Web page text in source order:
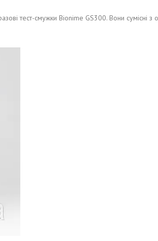
тест-смужки Bionime GS300. Вони сумісні з